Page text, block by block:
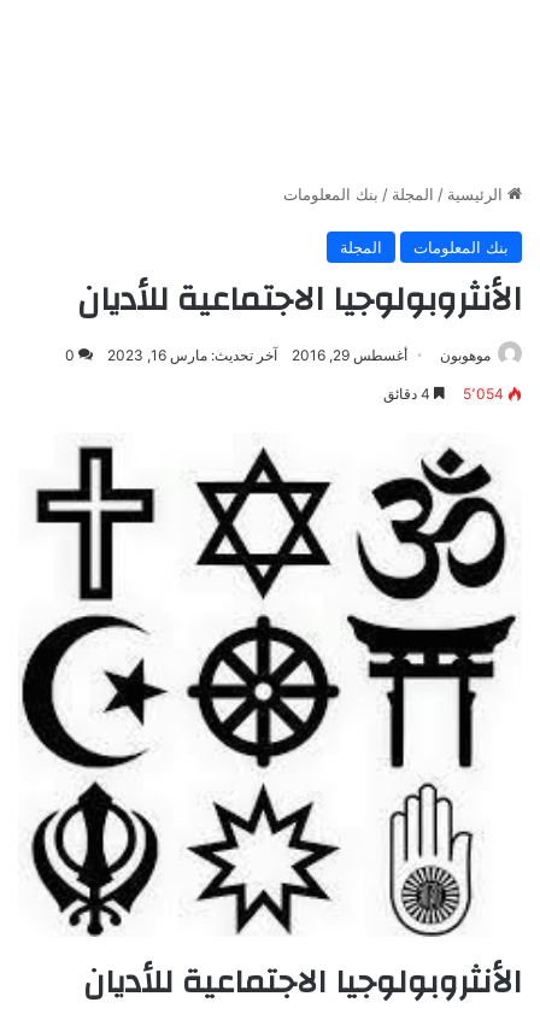
الرئيسية / المجلة / بنك المعلومات
بنك المعلومات المجلة
الأنثروبولوجيا الاجتماعية للأديان
موهوبون أغسطس 29, 2016 آخر تحديث: مارس 16, 2023 0
5٬054
الأنثروبولوجيا الاجتماعية للأديان